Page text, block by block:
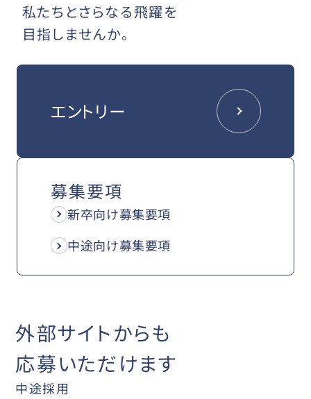
私たちとさらなる飛躍を
目指しませんか。
エントリー
募集要項
新卒向け募集要項
中途向け募集要項
外部サイトからも
応募いただけます
中途採用